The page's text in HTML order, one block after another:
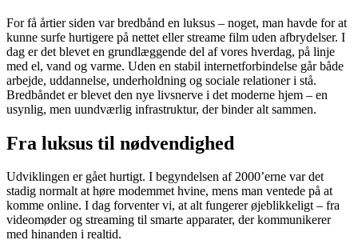
For få årtier siden var bredbånd en luksus – noget, man havde for at
kunne surfe hurtigere på nettet eller streame film uden afbrydelser. I
dag er det blevet en grundlæggende del af vores hverdag, på linje
med el, vand og varme. Uden en stabil internetforbindelse går både
arbejde, uddannelse, underholdning og sociale relationer i stå.
Bredbåndet er blevet den nye livsnerve i det moderne hjem – en
usynlig, men uundværlig infrastruktur, der binder alt sammen.
Fra luksus til nødvendighed
Udviklingen er gået hurtigt. I begyndelsen af 2000’erne var det
stadig normalt at høre modemmet hvine, mens man ventede på at
komme online. I dag forventer vi, at alt fungerer øjeblikkeligt – fra
videomøder og streaming til smarte apparater, der kommunikerer
med hinanden i realtid.